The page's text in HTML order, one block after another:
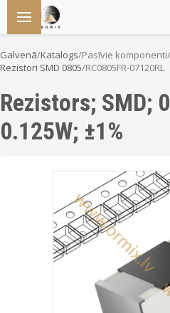
Galvenā/Katalogs/Pasīvie komponenti/
Rezistori SMD 0805/RC0805FR-07120RL
Rezistors; SMD;
0.125W; ±1%